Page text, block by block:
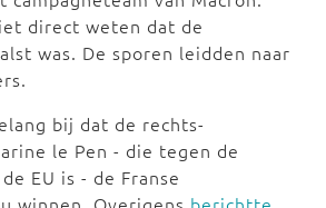
direct weten dat de
was. De sporen leidden naar
bij dat de rechts-
le Pen - die tegen de
EU is - de Franse